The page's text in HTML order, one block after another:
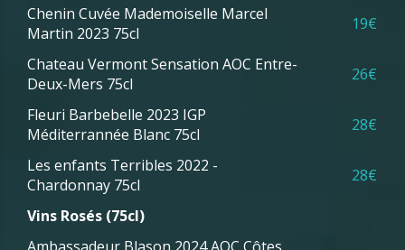
Chenin Cuvée Mademoiselle Marcel
Martin 2023 75cl
19€
Chateau Vermont Sensation AOC Entre-
Deux-Mers 75cl
26€
Fleuri Barbebelle 2023 IGP
Méditerrannée Blanc 75cl
28€
Les enfants Terribles 2022 -
Chardonnay 75cl
28€
Vins Rosés (75cl)